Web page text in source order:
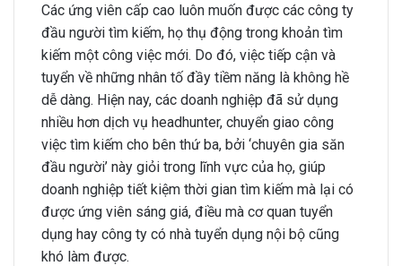
Các ứng viên cấp cao luôn muốn được các công ty
đầu người tìm kiếm, họ thụ động trong khoản tìm
kiếm một công việc mới. Do đó, việc tiếp cận và
tuyển về những nhân tố đầy tiềm năng là không hề
dễ dàng. Hiện nay, các doanh nghiệp đã sử dụng
nhiều hơn dịch vụ headhunter, chuyển giao công
việc tìm kiếm cho bên thứ ba, bởi ‘chuyên gia săn
đầu người’ này giỏi trong lĩnh vực của họ, giúp
doanh nghiệp tiết kiệm thời gian tìm kiếm mà lại có
được ứng viên sáng giá, điều mà cơ quan tuyển
dụng hay công ty có nhà tuyển dụng nội bộ cũng
khó làm được.